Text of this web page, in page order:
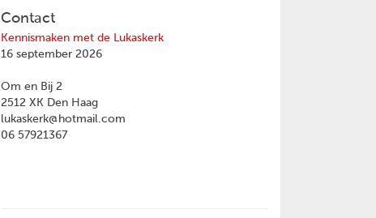
Contact
Kennismaken met de Lukaskerk
16 september 2026
Om en Bij 2
2512 XK Den Haag
lukaskerk@hotmail.com
06 57921367